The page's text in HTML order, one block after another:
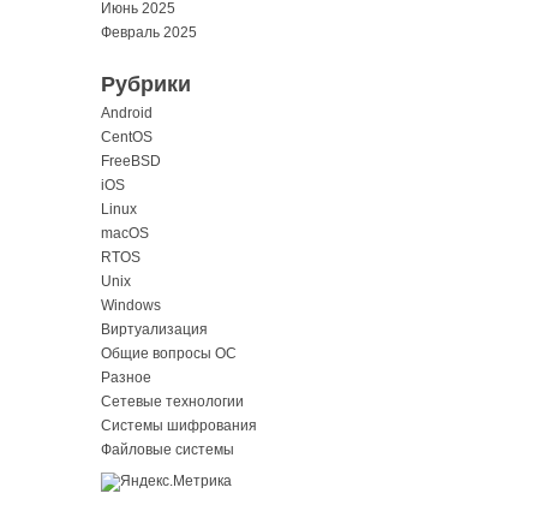
Июнь 2025
Февраль 2025
Рубрики
Android
CentOS
FreeBSD
iOS
Linux
macOS
RTOS
Unix
Windows
Виртуализация
Общие вопросы ОС
Разное
Сетевые технологии
Системы шифрования
Файловые системы